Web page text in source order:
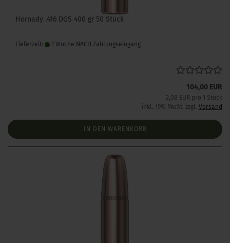
Hornady .416 DGS 400 gr 50 Stück
Lieferzeit: 1 Woche NACH Zahlungseingang
104,00 EUR
2,08 EUR pro 1 Stück
inkl. 19% MwSt. zzgl. Versand
IN DEN WARENKORB